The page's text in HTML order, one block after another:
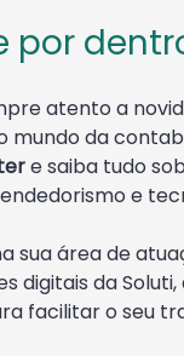
por
atento a
mundo da
e saiba tudo
e
sua área de
digitais da
facilitar o seu